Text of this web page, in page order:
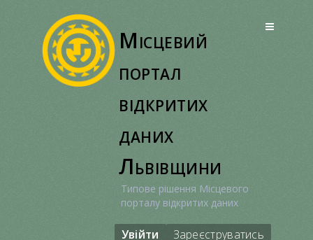
Місцевий
портал
відкритих
даних
Львівщини
Типове рішення Місцевого
порталу відкритих даних
Увійти Зареєструватись